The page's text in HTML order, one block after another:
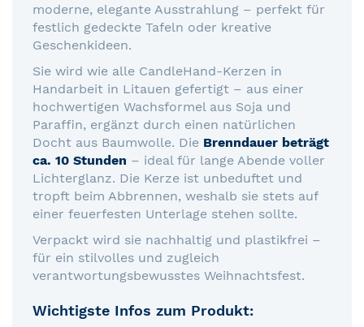
moderne, elegante Ausstrahlung – perfekt für
festlich gedeckte Tafeln oder kreative
Geschenkideen.
Sie wird wie alle CandleHand-Kerzen in
Handarbeit in Litauen gefertigt – aus einer
hochwertigen Wachsformel aus Soja und
Paraffin, ergänzt durch einen natürlichen
Docht aus Baumwolle. Die Brenndauer beträgt
ca. 10 Stunden – ideal für lange Abende voller
Lichterglanz. Die Kerze ist unbeduftet und
tropft beim Abbrennen, weshalb sie stets auf
einer feuerfesten Unterlage stehen sollte.
Verpackt wird sie nachhaltig und plastikfrei –
für ein stilvolles und zugleich
verantwortungsbewusstes Weihnachtsfest.
Wichtigste Infos zum Produkt: